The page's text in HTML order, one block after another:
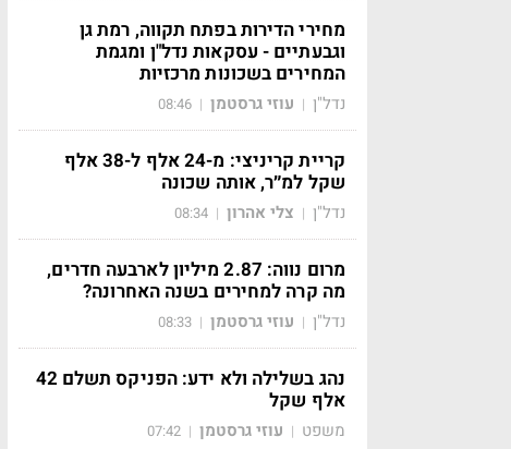
מחירי הדירות בפתח תקווה, רמת גן
וגבעתיים - עסקאות נדל"ן ומגמת
המחירים בשכונות מרכזיות
נדל"ן | עוזי גרסטמן |
08:46
קריית קריניצי: מ-24 אלף ל-38 אלף
שקל למ״ר, אותה שכונה
נדל"ן | צלי אהרון |
08:34
מרום נווה: 2.87 מיליון לארבעה חדרים,
מה קרה למחירים בשנה האחרונה?
נדל"ן | עוזי גרסטמן |
08:33
נהג בשלילה ולא ידע: הפניקס תשלם 42
אלף שקל
משפט | עוזי גרסטמן |
07:42